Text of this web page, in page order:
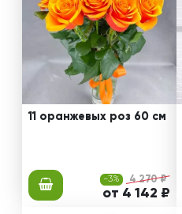
11 оранжевых роз 60 см
-3% 4 270 ₽
от 4 142 ₽